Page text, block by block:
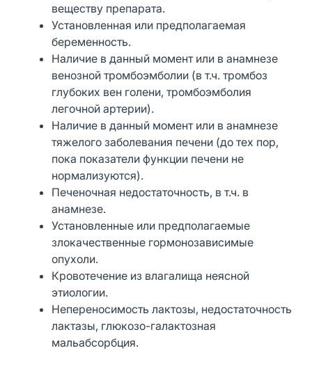
веществу препарата.
Установленная или предполагаемая
беременность.
Наличие в данный момент или в анамнезе
венозной тромбоэмболии (в т.ч. тромбоз
глубоких вен голени, тромбоэмболия
легочной артерии).
Наличие в данный момент или в анамнезе
тяжелого заболевания печени (до тех пор,
пока показатели функции печени не
нормализуются).
Печеночная недостаточность, в т.ч. в
анамнезе.
Установленные или предполагаемые
злокачественные гормонозависимые
опухоли.
Кровотечение из влагалища неясной
этиологии.
Непереносимость лактозы, недостаточность
лактазы, глюкозо-галактозная
мальабсорбция.